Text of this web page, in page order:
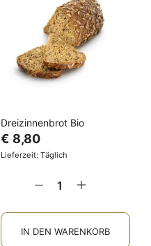
Dreizinnenbrot Bio
€ 8,80
Lieferzeit: Täglich
IN DEN WARENKORB